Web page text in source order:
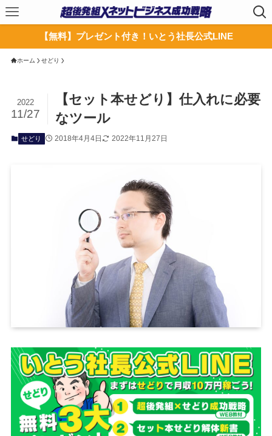
【無料】プレゼント付き！いとう社長公式LINE
ホーム せどり
【セット本せどり】仕入れに必要
なツール
2022
11/27
せどり 2018年4月4日 2022年11月27日